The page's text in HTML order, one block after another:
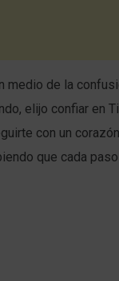
medio de la
elijo confiar en
con un
que cada